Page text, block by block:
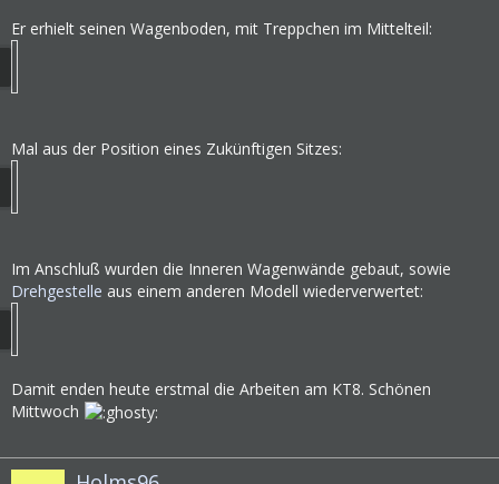
Er erhielt seinen Wagenboden, mit Treppchen im Mittelteil:
Mal aus der Position eines Zukünftigen Sitzes:
Im Anschluß wurden die Inneren Wagenwände gebaut, sowie
Drehgestelle aus einem anderen Modell wiederverwertet:
Damit enden heute erstmal die Arbeiten am KT8. Schönen
Mittwoch